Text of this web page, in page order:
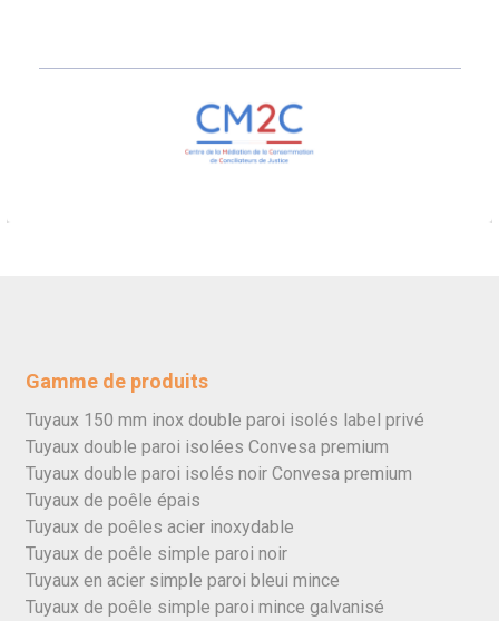
Gamme de produits
Tuyaux 150 mm inox double paroi isolés label privé
Tuyaux double paroi isolées Convesa premium
Tuyaux double paroi isolés noir Convesa premium
Tuyaux de poêle épais
Tuyaux de poêles acier inoxydable
Tuyaux de poêle simple paroi noir
Tuyaux en acier simple paroi bleui mince
Tuyaux de poêle simple paroi mince galvanisé